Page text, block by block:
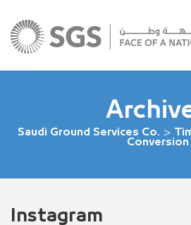
Saudi Ground Services Co. >
Conversion
Instagram